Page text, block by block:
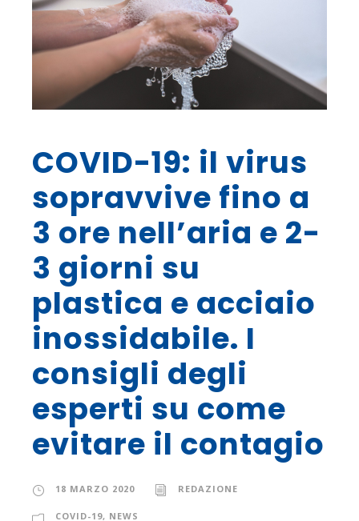
COVID-19: il virus
sopravvive fino a
3 ore nell’aria e 2-
3 giorni su
plastica e acciaio
inossidabile. I
consigli degli
esperti su come
evitare il contagio
18 MARZO 2020 REDAZIONE
COVID-19, NEWS